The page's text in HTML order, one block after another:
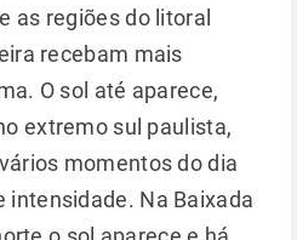
as regiões do litoral
recebam mais
O sol até aparece,
extremo sul paulista,
momentos do dia
Na Baixada